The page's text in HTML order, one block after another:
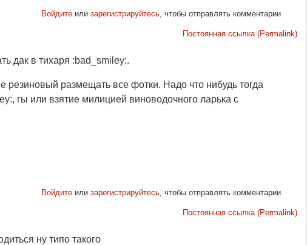
Войдитеили зарегистрируйтесь, чтобы отправлять комментарии
Постоянная ссылка (Permalink)
дак в тихаря :bad_smiley:.
резиновый размещать все фотки. Надо что нибудь тогда
гы или взятие милицией виноводочного ларька с
Войдитеили зарегистрируйтесь, чтобы отправлять комментарии
Постоянная ссылка (Permalink)
ну типо такого